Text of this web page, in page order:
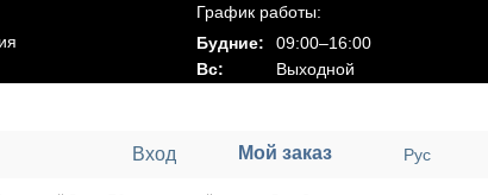
График работы:
Будние:
09:00–16:00
Вс:
Выходной
Вход Мой заказ Рус